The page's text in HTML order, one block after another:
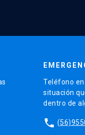
Teléfono
situación
dentro de
phone